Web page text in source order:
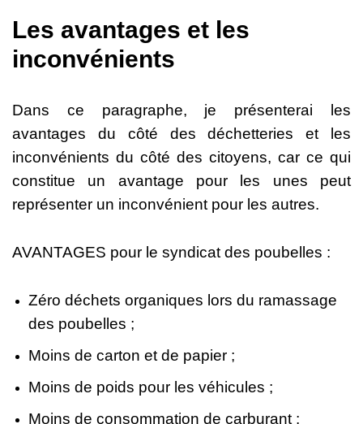
Les avantages et les
inconvénients
Dans ce paragraphe, je présenterai les
avantages du côté des déchetteries et les
inconvénients du côté des citoyens, car ce qui
constitue un avantage pour les unes peut
représenter un inconvénient pour les autres.
AVANTAGES pour le syndicat des poubelles :
Zéro déchets organiques lors du ramassage
des poubelles ;
Moins de carton et de papier ;
Moins de poids pour les véhicules ;
Moins de consommation de carburant ;